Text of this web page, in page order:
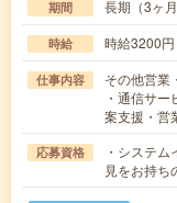
期間 長期（3ヶ月
時給 時給3200円
仕事内容
その他営業
・通信サ
案支援・営
応募資格
・システ
見をお持